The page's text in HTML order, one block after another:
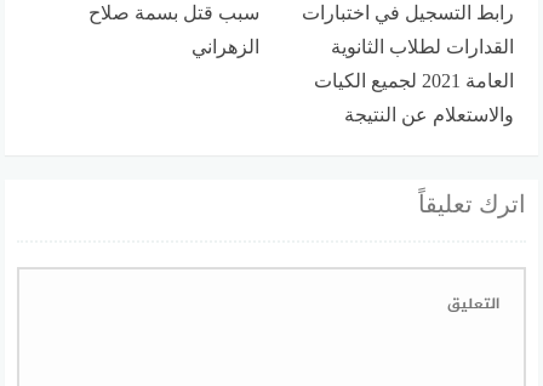
رابط التسجيل في اختبارات
القدارات لطلاب الثانوية
العامة 2021 لجميع الكيات
والاستعلام عن النتيجة
سبب قتل بسمة صلاح
الزهراني
اترك تعليقاً